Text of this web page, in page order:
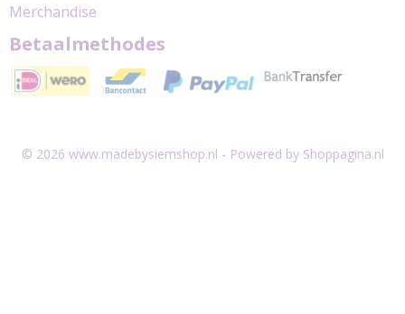
Merchandise
Betaalmethodes
© 2026 www.madebysiemshop.nl - Powered by Shoppagina.nl